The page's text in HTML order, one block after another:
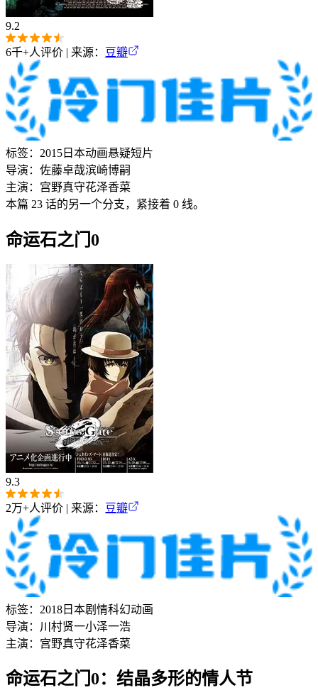
9.2
6千+人评价 | 来源： 豆瓣
标签： 2015 日本动画悬疑短片
导演： 佐藤卓哉滨崎博嗣
主演： 宫野真守花泽香菜
本篇 23 话的另一个分支，紧接着 0 线。
命运石之门0
9.3
2万+人评价 | 来源： 豆瓣
标签： 2018 日本剧情科幻动画
导演： 川村贤一小泽一浩
主演： 宫野真守花泽香菜
命运石之门0：结晶多形的情人节